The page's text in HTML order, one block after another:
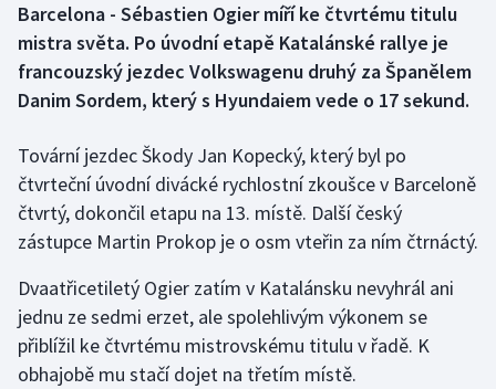
Box
Curling
Dostihy
Florbal
Futsal
Golf
Gymnastika
Barcelona - Sébastien Ogier míří ke čtvrtému titulu
mistra světa. Po úvodní etapě Katalánské rallye je
francouzský jezdec Volkswagenu druhý za Španělem
Danim Sordem, který s Hyundaiem vede o 17 sekund.
Tovární jezdec Škody Jan Kopecký, který byl po
čtvrteční úvodní divácké rychlostní zkoušce v Barceloně
čtvrtý, dokončil etapu na 13. místě. Další český
zástupce Martin Prokop je o osm vteřin za ním čtrnáctý.
Dvaatřicetiletý Ogier zatím v Katalánsku nevyhrál ani
jednu ze sedmi erzet, ale spolehlivým výkonem se
přiblížil ke čtvrtému mistrovskému titulu v řadě. K
obhajobě mu stačí dojet na třetím místě.